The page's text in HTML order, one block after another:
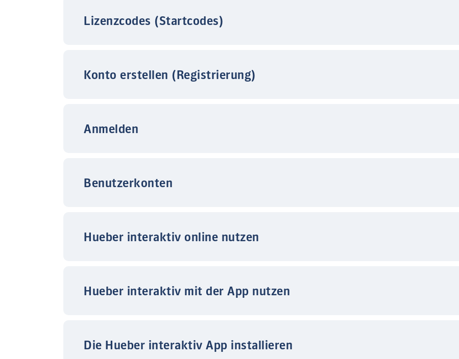
Lizenzcodes (Startcodes)
Konto erstellen (Registrierung)
Anmelden
Benutzerkonten
Hueber interaktiv online nutzen
Hueber interaktiv mit der App nutzen
Die Hueber interaktiv App installieren